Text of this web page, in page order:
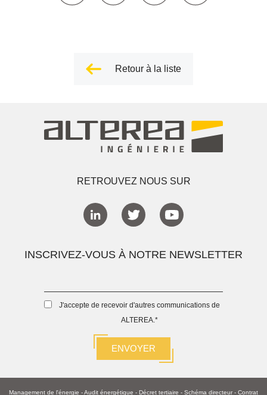
Retour à la liste
RETROUVEZ NOUS SUR
INSCRIVEZ-VOUS À NOTRE NEWSLETTER
J'accepte de recevoir d'autres communications de
ALTEREA. *
Management de l'énergie -Audit énergétique - Décret tertiaire - Schéma directeur - Contrat